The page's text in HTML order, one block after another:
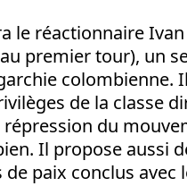
le réactionnaire
premier tour), un
colombienne.
de la classe
répression du
Il propose aussi
paix conclus avec